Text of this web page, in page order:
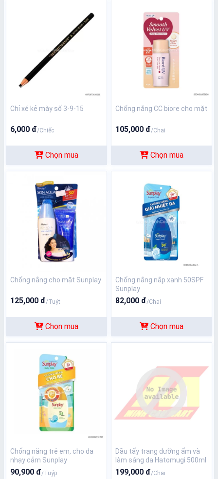
Chỉ xé kẻ mày số 3-9-15
6,000 đ/Chiếc
Chọn mua
Chống nắng CC biore cho mặt
105,000 đ/Chai
Chọn mua
Chống nắng cho mặt Sunplay
125,000 đ/Tuýt
Chọn mua
Chống nắng nắp xanh 50SPF
Sunplay
82,000 đ/Chai
Chọn mua
Chống nắng trẻ em, cho da
nhạy cảm Sunplay
90,900 đ/Tuýp
Dầu tẩy trang dưỡng ẩm và
làm sáng da Hatomugi 500ml
199,000 đ/Chai